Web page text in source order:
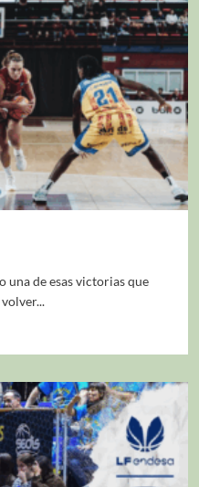
una de esas victorias que